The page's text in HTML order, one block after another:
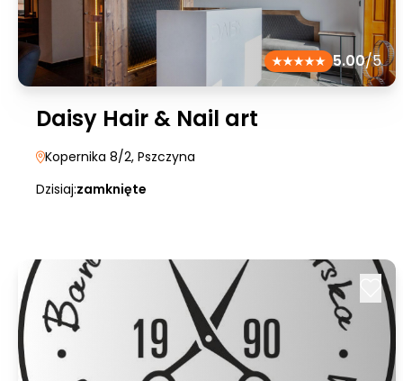
5.00/5
Daisy Hair & Nail art
Kopernika 8/2, Pszczyna
Dzisiaj:zamknięte